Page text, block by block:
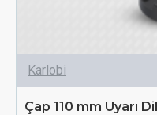
Karlobi
Çap 110 mm Uyarı